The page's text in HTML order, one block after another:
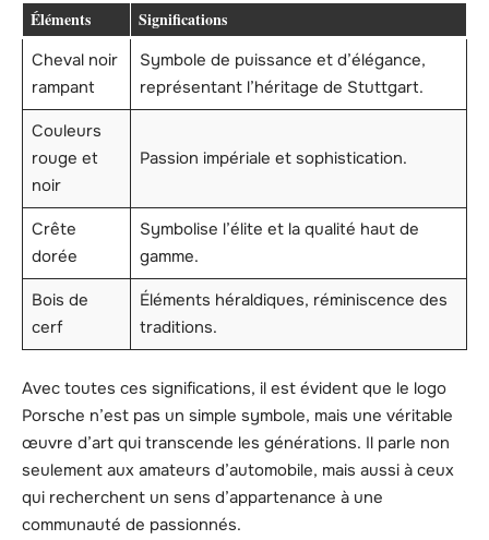
Éléments Significations
Cheval noir
rampant
Symbole de puissance et d’élégance,
représentant l’héritage de Stuttgart.
Couleurs
rouge et
noir
Passion impériale et sophistication.
Crête
dorée
Symbolise l’élite et la qualité haut de
gamme.
Bois de
cerf
Éléments héraldiques, réminiscence des
traditions.
Avec toutes ces significations, il est évident que le logo
Porsche n’est pas un simple symbole, mais une véritable
œuvre d’art qui transcende les générations. Il parle non
seulement aux amateurs d’automobile, mais aussi à ceux
qui recherchent un sens d’appartenance à une
communauté de passionnés.